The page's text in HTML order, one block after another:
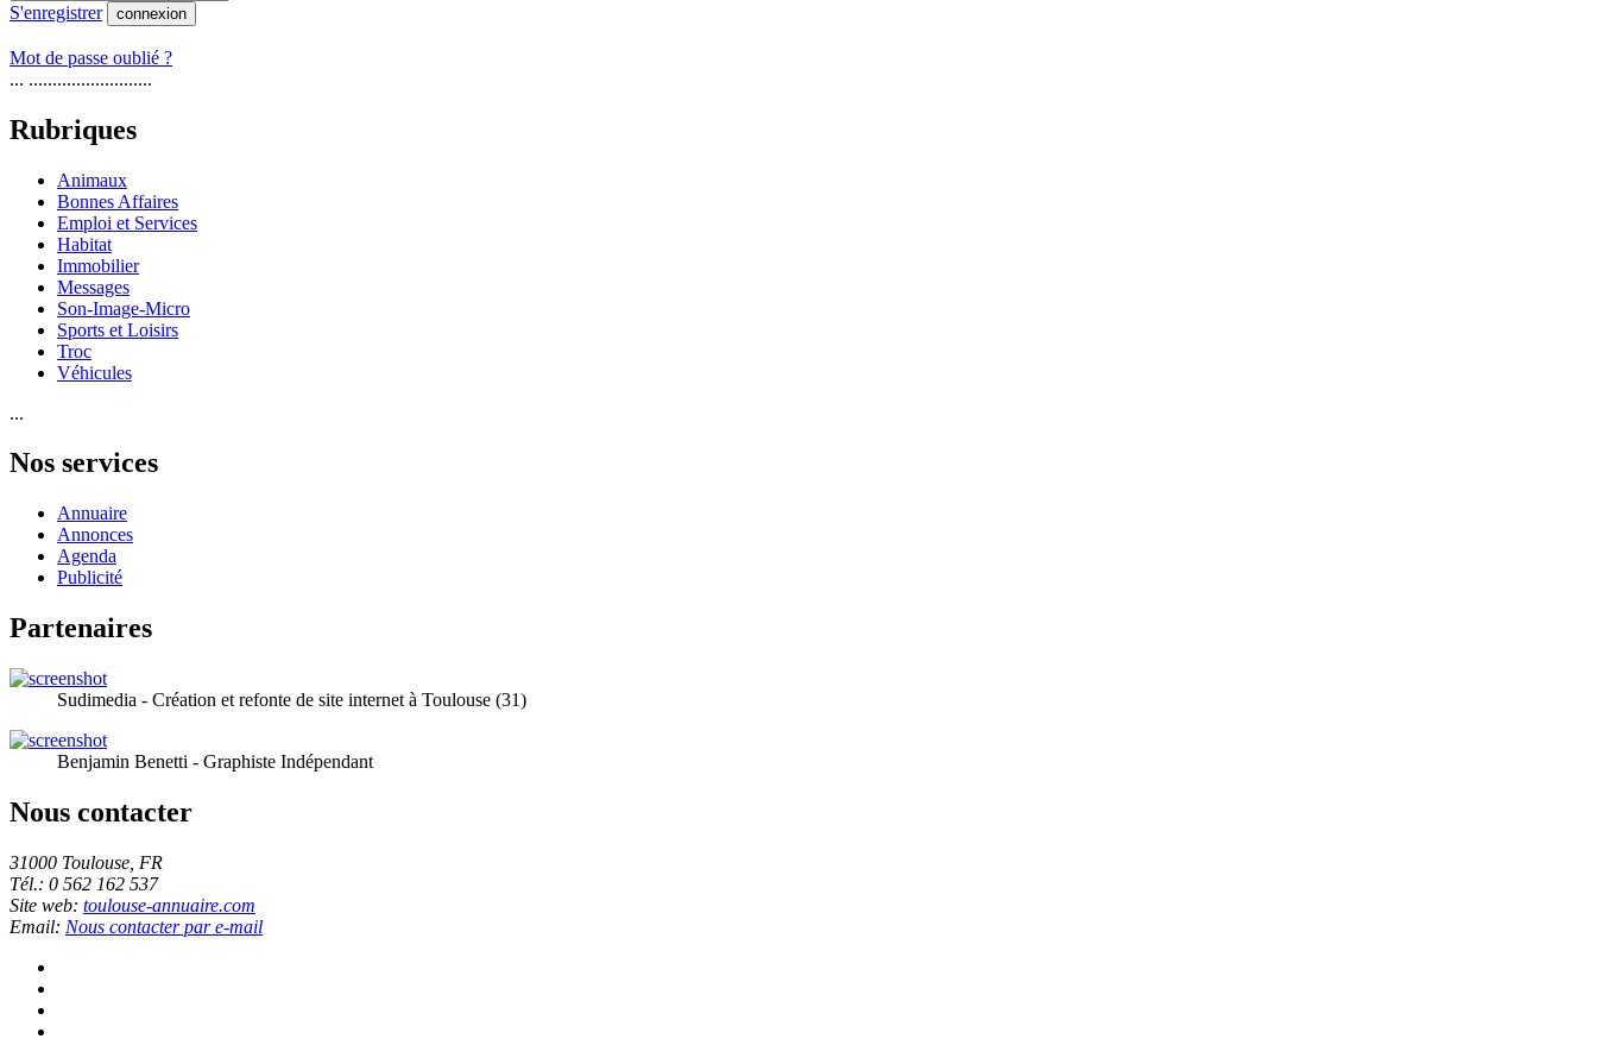
S'enregistrer connexion
Mot de passe oublié ?
... ..........................
Rubriques
Animaux
Bonnes Affaires
Emploi et Services
Habitat
Immobilier
Messages
Son-Image-Micro
Sports et Loisirs
Troc
Véhicules
...
Nos services
Annuaire
Annonces
Agenda
Publicité
Partenaires
Sudimedia - Création et refonte de site internet à Toulouse (31)
Benjamin Benetti - Graphiste Indépendant
Nous contacter
31000 Toulouse, FR
Tél.: 0 562 162 537
Site web: toulouse-annuaire.com
Email: Nous contacter par e-mail